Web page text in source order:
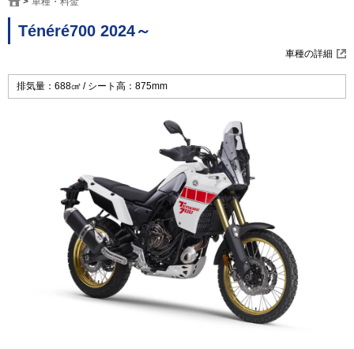
Ténéré700 2024～
車種の詳細
排気量：688㎤ シート高：875mm